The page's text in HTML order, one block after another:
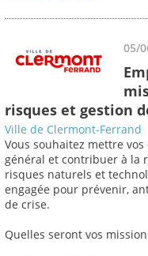
05/
risques et gestion
Ville de Clermont-Ferrand
Vous souhaitez mettre
général et contribuer à la
risques naturels et
engagée pour prévenir,
de crise.
Quelles seront vos